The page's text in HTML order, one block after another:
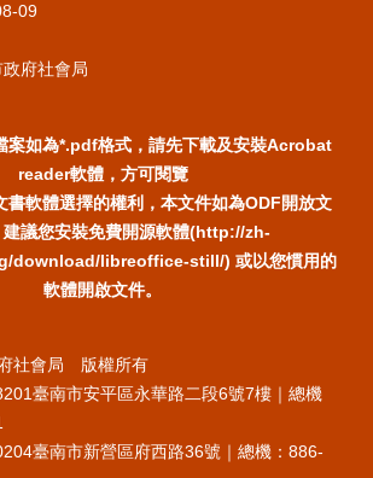
09
府社會局
案如為*.pdf格式，請先下載及安裝Acrobat
reader軟體，方可閱覽
書軟體選擇的權利，本文件如為ODF開放文
建議您安裝免費開源軟體(http://zh-
download/libreoffice-still/) 或以您慣用的
軟體開啟文件。
社會局 版權所有
臺南市安平區永華路二段6號7樓｜總機
臺南市新營區府西路36號｜總機：886-